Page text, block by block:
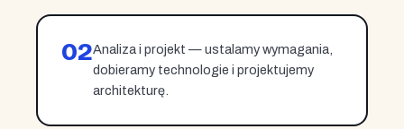
02Analiza i projekt — ustalamy wymagania,
dobieramy technologie i projektujemy
architekturę.